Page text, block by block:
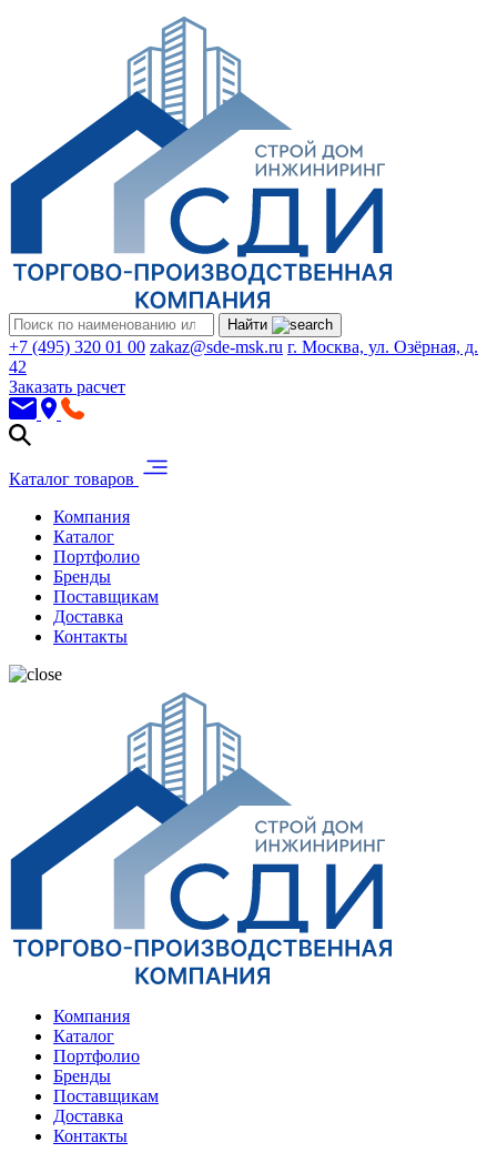
Найти
+7 (495) 320 01 00 zakaz@sde-msk.ru г. Москва, ул. Озёрная, д.
42
Заказать расчет
Каталог товаров
Компания
Каталог
Портфолио
Бренды
Поставщикам
Доставка
Контакты
Компания
Каталог
Портфолио
Бренды
Поставщикам
Доставка
Контакты